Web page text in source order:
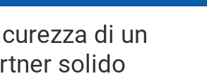
di un
solido